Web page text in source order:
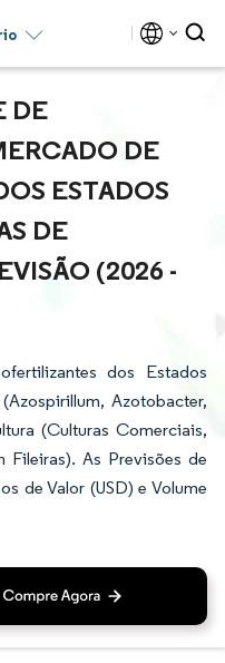
DE
DE
ESTADOS
DE
(2026 -
dos Estados
Azotobacter,
(Culturas Comerciais,
Fileiras). As Previsões de
de Valor (USD) e Volume